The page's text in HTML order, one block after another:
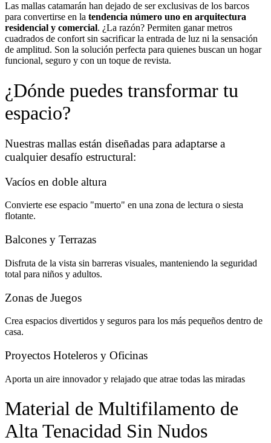
Las mallas catamarán han dejado de ser exclusivas de los barcos
para convertirse en la tendencia número uno en arquitectura
residencial y comercial. ¿La razón? Permiten ganar metros
cuadrados de confort sin sacrificar la entrada de luz ni la sensación
de amplitud. Son la solución perfecta para quienes buscan un hogar
funcional, seguro y con un toque de revista.
¿Dónde puedes transformar tu
espacio?
Nuestras mallas están diseñadas para adaptarse a
cualquier desafío estructural:
Vacíos en doble altura
Convierte ese espacio "muerto" en una zona de lectura o siesta
flotante.
Balcones y Terrazas
Disfruta de la vista sin barreras visuales, manteniendo la seguridad
total para niños y adultos.
Zonas de Juegos
Crea espacios divertidos y seguros para los más pequeños dentro de
casa.
Proyectos Hoteleros y Oficinas
Aporta un aire innovador y relajado que atrae todas las miradas
Material de Multifilamento de
Alta Tenacidad Sin Nudos